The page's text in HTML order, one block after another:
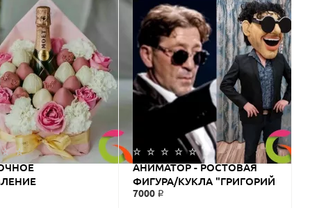
С
АНИМАТОР - РОСТОВАЯ
ФИГУРА/КУКЛА "ГРИГОРИЙ
ЛЕПС"
7000 ₽